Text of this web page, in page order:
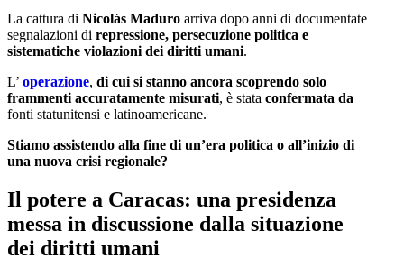
La cattura di Nicolás Maduro arriva dopo anni di documentate
segnalazioni di repressione, persecuzione politica e
sistematiche violazioni dei diritti umani.
L’ operazione, di cui si stanno ancora scoprendo solo
frammenti accuratamente misurati, è stata confermata da
fonti statunitensi e latinoamericane.
Stiamo assistendo alla fine di un’era politica o all’inizio di
una nuova crisi regionale?
Il potere a Caracas: una presidenza
messa in discussione dalla situazione
dei diritti umani